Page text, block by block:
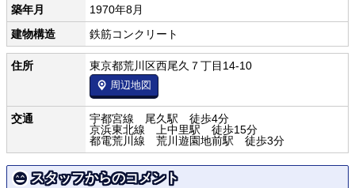
築年月
1970年8月
建物構造
鉄筋コンクリート
住所 東京都荒川区西尾久７丁目14-10
周辺地図
交通
宇都宮線 尾久駅 徒歩4分
京浜東北線 上中里駅 徒歩15分
都電荒川線 荒川遊園地前駅 徒歩3分
スタッフからのコメント